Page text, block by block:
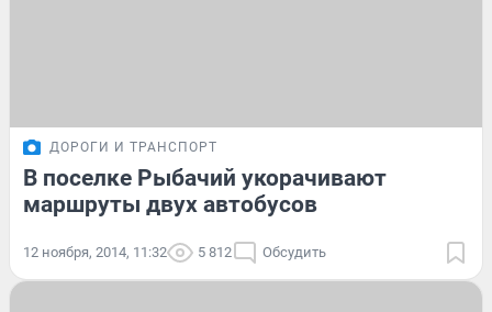
ДОРОГИ И ТРАНСПОРТ
В поселке Рыбачий укорачивают
маршруты двух автобусов
12 ноября, 2014, 11:32 5 812 Обсудить